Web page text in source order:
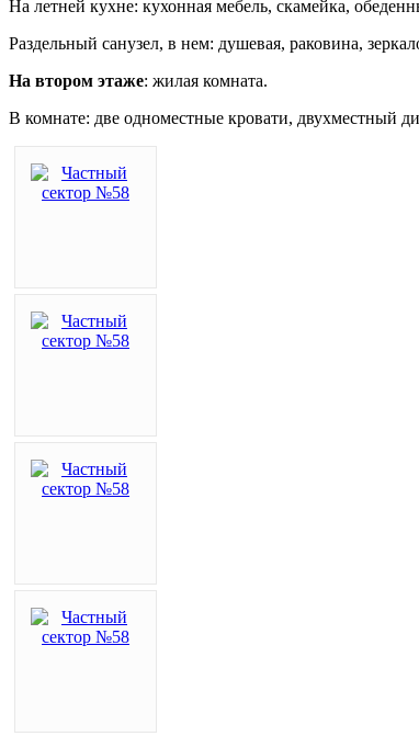
На летней кухне: кухонная мебель, скамейка,
Раздельный санузел, в нем: душевая, раковина,
На втором этаже: жилая комната.
В комнате: две одноместные кровати, двухместный